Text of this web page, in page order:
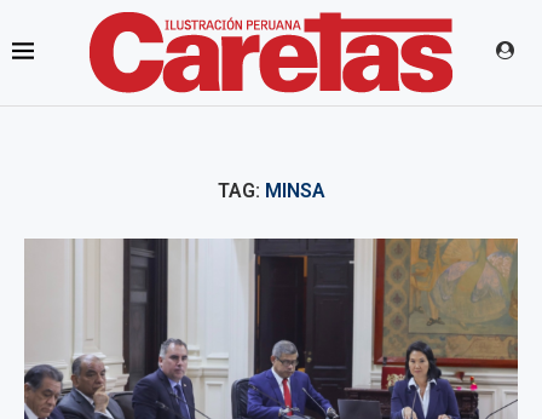
TAG: MINSA